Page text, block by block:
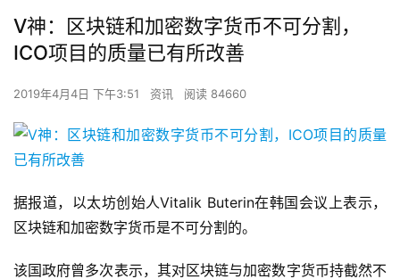
V神：区块链和加密数字货币不可分割，
ICO项目的质量已有所改善
2019年4月4日 下午3:51 资讯 阅读 84660
据报道，以太坊创始人Vitalik Buterin在韩国会议上表示，
区块链和加密数字货币是不可分割的。
该国政府曾多次表示，其对区块链与加密数字货币持截然不